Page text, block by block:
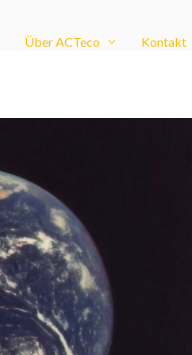
Über ACTeco Kontakt